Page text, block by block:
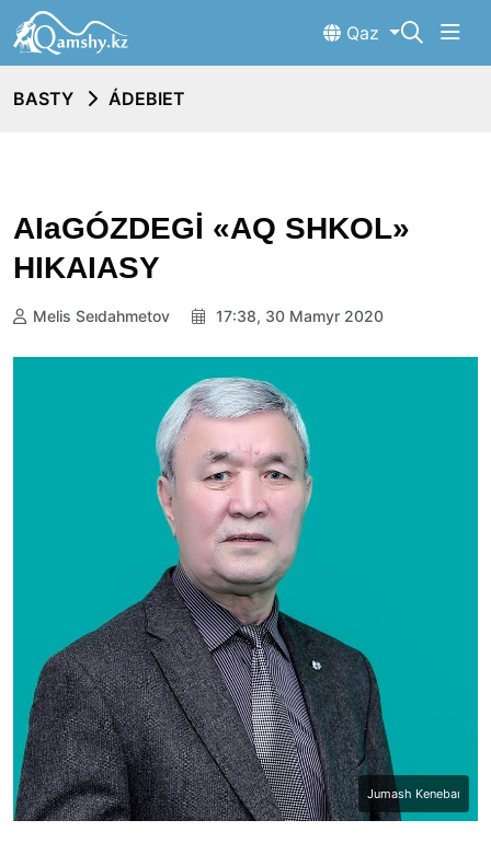
Qaz
BASTY ÁDEBIET
AIaGÓZDEGİ «AQ SHKOL»
HIKAIASY
Melis Seıdahmetov 17:38, 30 Mamyr 2020
Jumash Kenebaı